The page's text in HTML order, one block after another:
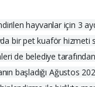
hayvanlar için 3
bir pet kuaför hizmeti
de belediye tarafından
başladığı Ağustos